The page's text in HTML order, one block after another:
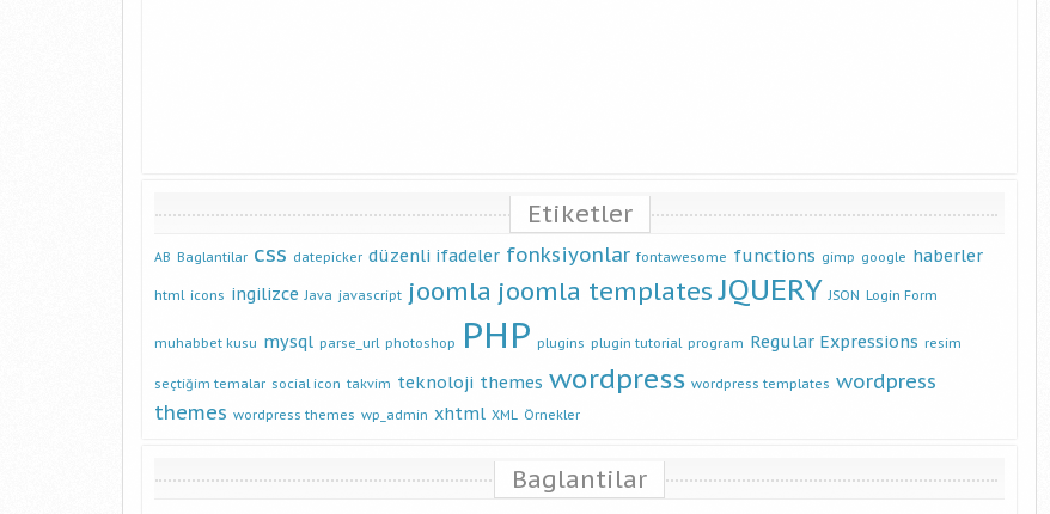
Etiketler
AB Baglantilar css datepicker düzenli ifadeler fonksiyonlar fontawesome functions gimp google haberler
html icons ingilizce Java javascript joomla joomla templates JQUERY JSON Login Form
muhabbet kusu mysql parse_url photoshop PHP plugins plugin tutorial program Regular Expressions resim
seçtiğim temalar social icon takvim teknoloji themes wordpress wordpress templates wordpress
themes wordpress themes wp_admin xhtml XML Örnekler
Baglantilar